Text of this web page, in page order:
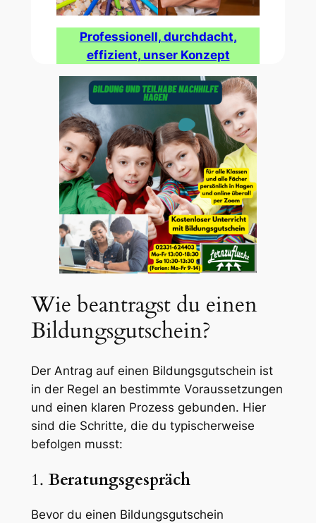
Professionell, durchdacht,
effizient, unser Konzept
Wie beantragst du einen
Bildungsgutschein?
Der Antrag auf einen Bildungsgutschein ist
in der Regel an bestimmte Voraussetzungen
und einen klaren Prozess gebunden. Hier
sind die Schritte, die du typischerweise
befolgen musst:
1. Beratungsgespräch
Bevor du einen Bildungsgutschein